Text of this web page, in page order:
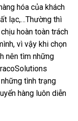
hóa của khách
lạc,…Thường thì
hoàn toàn trách
vì vậy khi chọn
nên tìm những
tình trạng
hàng luôn diễn